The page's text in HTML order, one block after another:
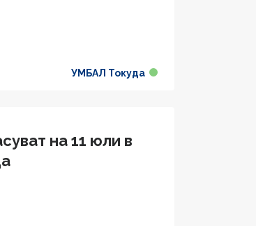
УМБАЛ Токуда
на 11 юли в